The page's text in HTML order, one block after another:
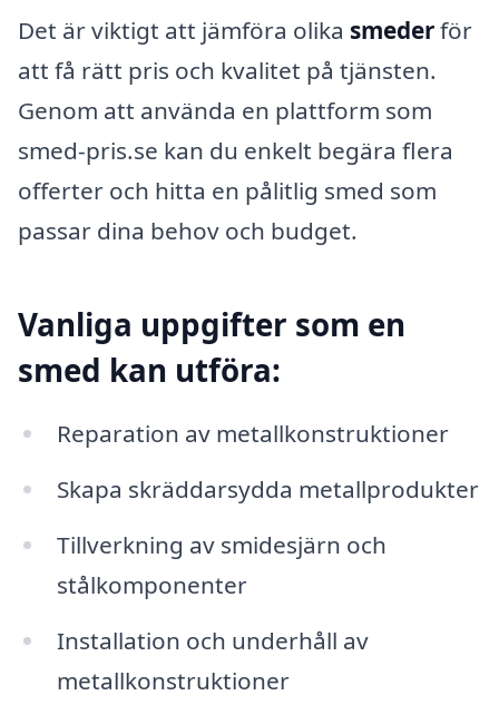
Det är viktigt att jämföra olika smederför
att få rätt pris och kvalitet på tjänsten.
Genom att använda en plattform som
smed-pris.se kan du enkelt begära flera
offerter och hitta en pålitlig smed som
passar dina behov och budget.
Vanliga uppgifter som en
smed kan utföra:
Reparation av metallkonstruktioner
Skapa skräddarsydda metallprodukter
Tillverkning av smidesjärn och
stålkomponenter
Installation och underhåll av
metallkonstruktioner